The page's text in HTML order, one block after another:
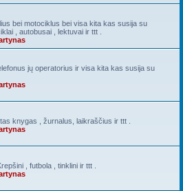
bei motociklus bei visa kita kas susija su
, autobusai , lektuvai ir ttt .
jų operatorius ir visa kita kas susija su
knygas , žurnalus, laikraščius ir ttt .
, futbola , tinklini ir ttt .